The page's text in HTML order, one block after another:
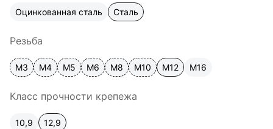
Оцинкованная сталь Сталь
Резьба
М3 М4 М5 М6 М8 М10 М12 М16
Класс прочности крепежа
10,9 12,9